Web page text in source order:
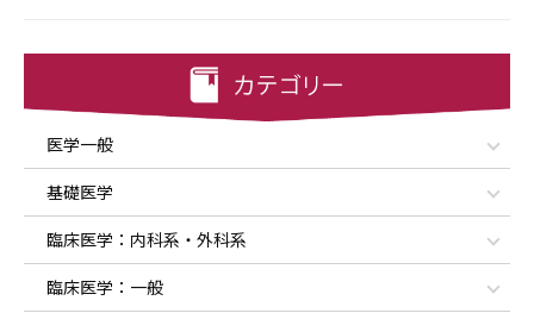
医学一般
基礎医学
臨床医学：内科系・外科系
臨床医学：一般